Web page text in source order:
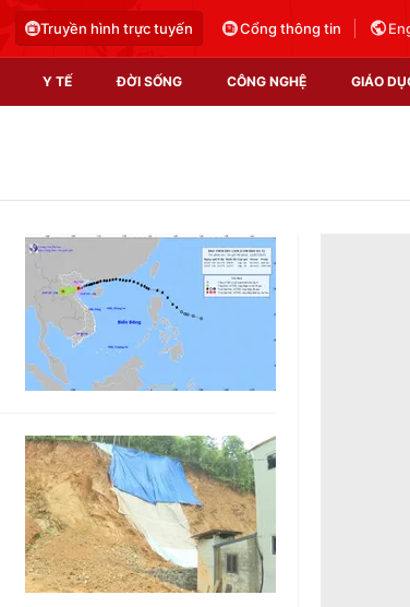
Truyền hình trực tuyến Cổng thông tin
Y TẾ ĐỜI SỐNG CÔNG NGHỆ GIÁO
Shorts video
Podcast
EMagazine
Photo
Infographic
Góc ảnh
Công nghệ